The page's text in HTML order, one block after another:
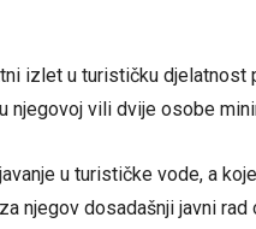
izlet u turističku
njegovoj vili dvije osobe
u turističke vode, a
njegov dosadašnji javni